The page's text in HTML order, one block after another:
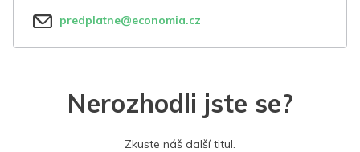
predplatne@economia.cz
Nerozhodli jste se?
Zkuste náš další titul.